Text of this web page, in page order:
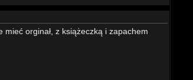
orginał, z książeczką i zapachem